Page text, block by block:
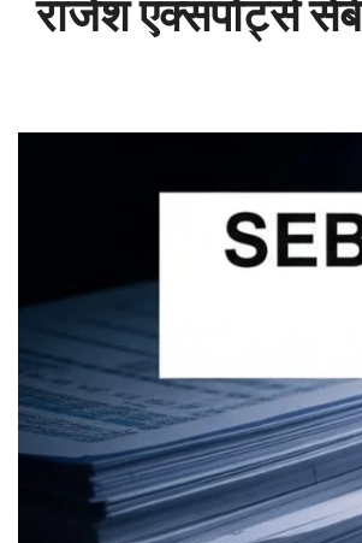
राजेश एक्सपोर्ट्स